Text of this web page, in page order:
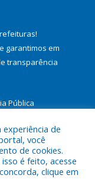
!
garantimos em
transparência
Pública
Municipal de
de
você
de cookies.
é feito, acesse
clique em